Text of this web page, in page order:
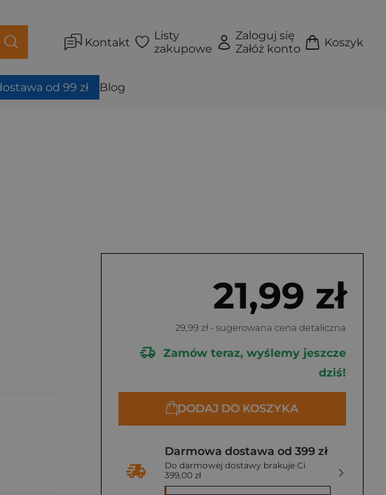
Kontakt
Listy
zakupowe
Zaloguj się
Załóż konto
Koszyk
od 99 zł Blog
21,99 zł
29,99 zł - sugerowana cena detaliczna
Zamów teraz, wyślemy jeszcze
dziś!
DODAJ DO KOSZYKA
Darmowa dostawa od 399 zł
Do darmowej dostawy brakuje Ci
399,00 zł